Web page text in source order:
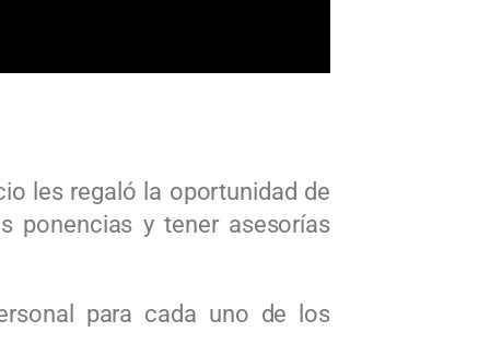
les regaló la oportunidad de
ponencias y tener asesorías
para cada uno de los